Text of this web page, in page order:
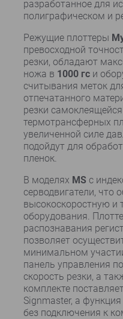
разработанное для
полиграфическом и
Режущие плоттеры
превосходной
резки, обладают
ножа в 1000 гси
считывания меток
отпечатанного
резки
термотрансферных
увеличенной силе
подойдут для
пленок.
В моделях MS с
серводвигатели, что
высокоскоростную и
оборудования.
распознавания
позволяет
минимальном
панель управления
скорость резки, а
комплекте
Signmaster, а
без подключения к